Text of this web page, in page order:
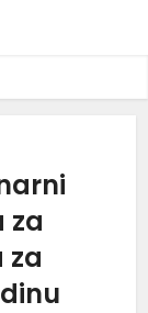
za
za